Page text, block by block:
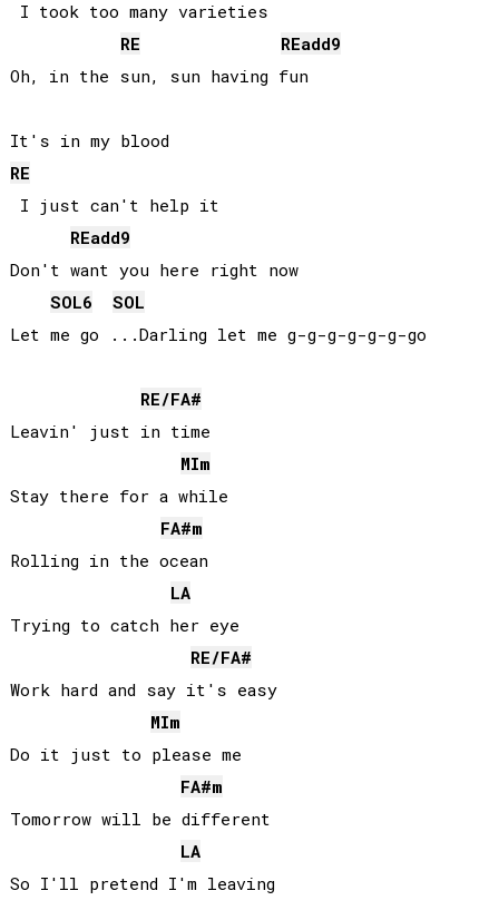
I took too many varieties
RE
REadd9
Oh, in the sun, sun having fun
RE
I just can't help it
REadd9
Don't want you here right now
SOL6
SOL
Let me go ...Darling let me g-g-g-g-g-g-go
RE/FA#
Leavin' just in time
MIm
Stay there for a while
FA#m
Rolling in the ocean
LA
Trying to catch her eye
RE/FA#
Work hard and say it's easy
MIm
Do it just to please me
FA#m
Tomorrow will be different
LA